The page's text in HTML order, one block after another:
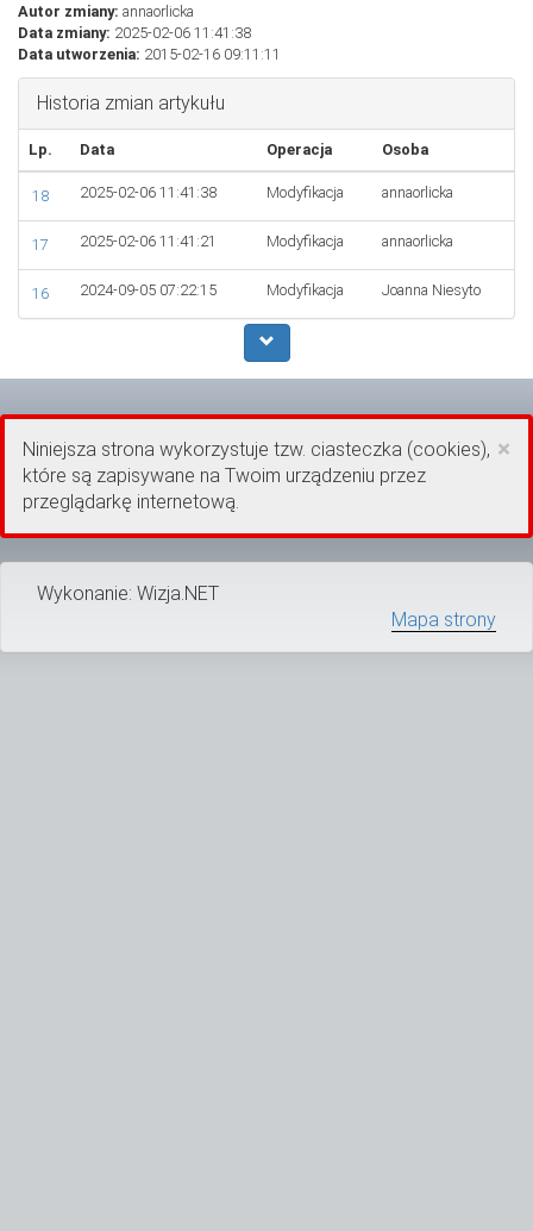
Autor zmiany: annaorlicka
Data zmiany: 2025-02-06 11:41:38
Data utworzenia: 2015-02-16 09:11:11
Historia zmian artykułu
Lp. Data Operacja Osoba
18 2025-02-06 11:41:38 Modyfikacja annaorlicka
17 2025-02-06 11:41:21 Modyfikacja annaorlicka
16 2024-09-05 07:22:15 Modyfikacja Joanna Niesyto
×
Niniejsza strona wykorzystuje tzw. ciasteczka (cookies),
które są zapisywane na Twoim urządzeniu przez
przeglądarkę internetową.
Wykonanie: Wizja.NET
Mapa strony